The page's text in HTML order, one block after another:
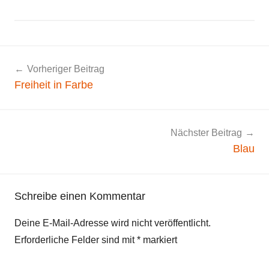
Beitragsnavigation
Vorheriger Beitrag
Freiheit in Farbe
Nächster Beitrag
Blau
Schreibe einen Kommentar
Deine E-Mail-Adresse wird nicht veröffentlicht.
Erforderliche Felder sind mit* markiert